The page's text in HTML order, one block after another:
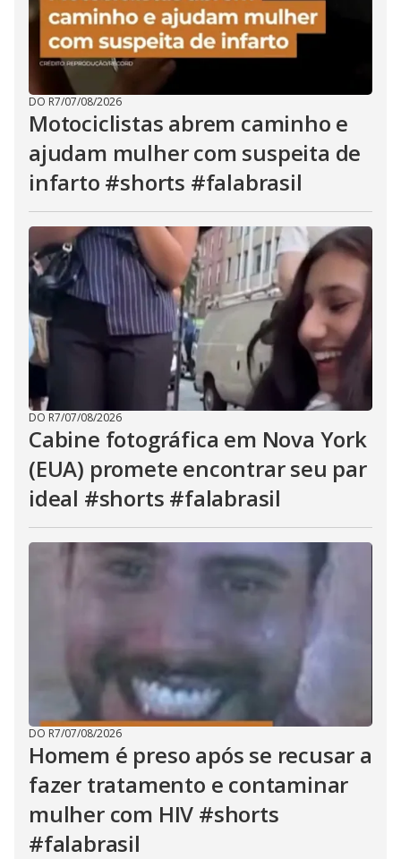
DO R7/07/08/2026
Motociclistas abrem caminho e
ajudam mulher com suspeita de
infarto #shorts #falabrasil
DO R7/07/08/2026
Cabine fotográfica em Nova York
(EUA) promete encontrar seu par
ideal #shorts #falabrasil
DO R7/07/08/2026
Homem é preso após se recusar a
fazer tratamento e contaminar
mulher com HIV #shorts
#falabrasil